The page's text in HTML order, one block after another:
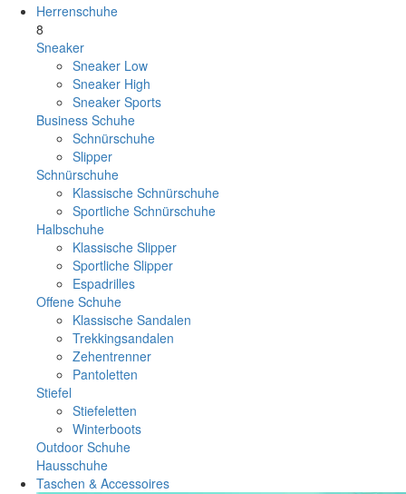
Herrenschuhe
8
Sneaker
Sneaker Low
Sneaker High
Sneaker Sports
Business Schuhe
Schnürschuhe
Slipper
Schnürschuhe
Klassische Schnürschuhe
Sportliche Schnürschuhe
Halbschuhe
Klassische Slipper
Sportliche Slipper
Espadrilles
Offene Schuhe
Klassische Sandalen
Trekkingsandalen
Zehentrenner
Pantoletten
Stiefel
Stiefeletten
Winterboots
Outdoor Schuhe
Hausschuhe
Taschen & Accessoires